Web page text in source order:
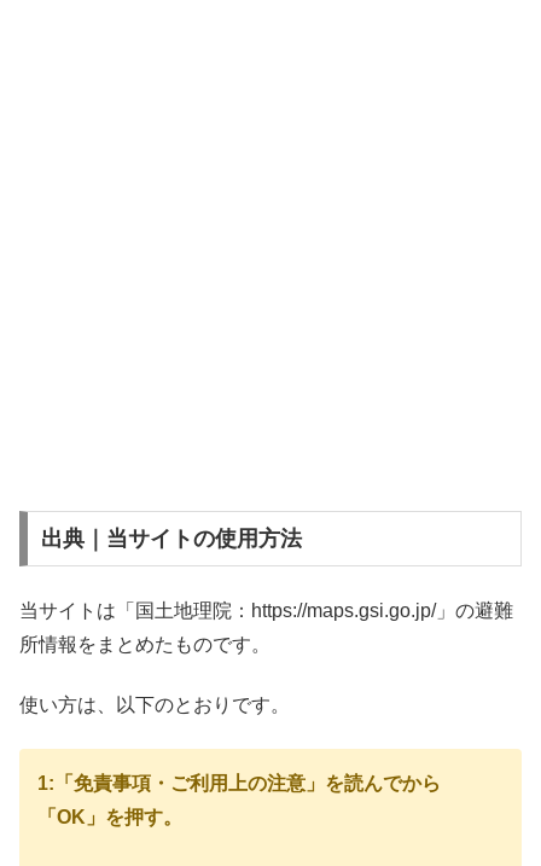
出典｜当サイトの使用方法
当サイトは「国土地理院：https://maps.gsi.go.jp/」の避難
所情報をまとめたものです。
使い方は、以下のとおりです。
1:「免責事項・ご利用上の注意」を読んでから
「OK」を押す。